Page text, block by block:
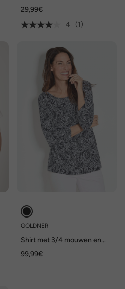
29,99€
4
(1)
GOLDNER
Shirt met 3/4 mouwen en
99,99€